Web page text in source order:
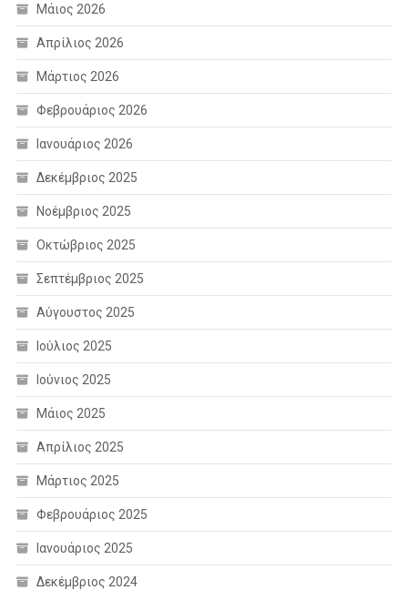
Μάιος 2026
Απρίλιος 2026
Μάρτιος 2026
Φεβρουάριος 2026
Ιανουάριος 2026
Δεκέμβριος 2025
Νοέμβριος 2025
Οκτώβριος 2025
Σεπτέμβριος 2025
Αύγουστος 2025
Ιούλιος 2025
Ιούνιος 2025
Μάιος 2025
Απρίλιος 2025
Μάρτιος 2025
Φεβρουάριος 2025
Ιανουάριος 2025
Δεκέμβριος 2024